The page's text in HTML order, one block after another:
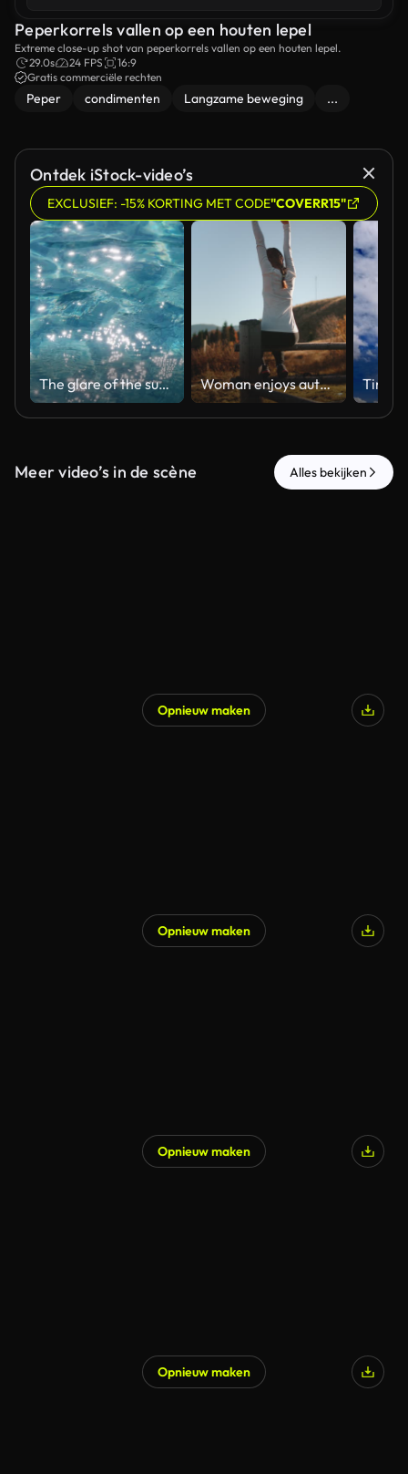
Peperkorrels vallen op een houten lepel
Extreme close-up shot van peperkorrels vallen op een houten lepel.
29.0s
24 FPS
16:9
Gratis commerciële rechten
Peper condimenten Langzame beweging ...
Ontdek iStock-video’s
EXCLUSIEF: -15% KORTING MET CODE"COVERR15"
The glare of the sun on the swimming pool water surface, slow motion Woman enjoys autumn morning rural mount landscape
Meer video’s in de scène Alles bekijken
Opnieuw maken
Opnieuw maken
Opnieuw maken
Opnieuw maken